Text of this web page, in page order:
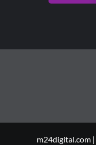
m24digital.com |